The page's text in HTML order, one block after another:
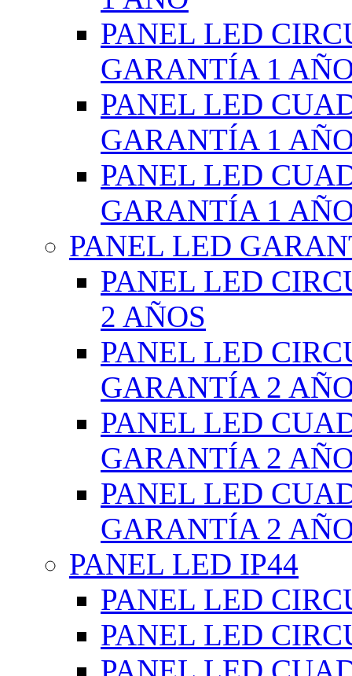
PANEL LED
GARANTÍA 1
PANEL LED
GARANTÍA 1
PANEL LED
GARANTÍA 1
PANEL LED
PANEL LED
2 AÑOS
PANEL LED
GARANTÍA 2
PANEL LED
GARANTÍA 2
PANEL LED
GARANTÍA 2
PANEL LED IP44
PANEL LED
PANEL LED